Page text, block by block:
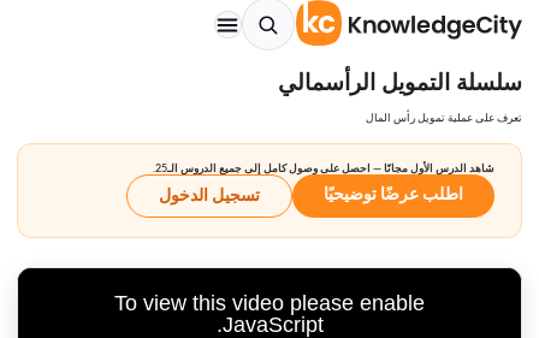
سلسلة التمويل الرأسمالي
تعرف على عملية تمويل رأس المال
شاهد الدرس الأول مجانًا — احصل على وصول كامل إلى جميع الدروس الـ25.
اطلب عرضًا توضيحيًا تسجيل الدخول
To view this video please enable
JavaScript.